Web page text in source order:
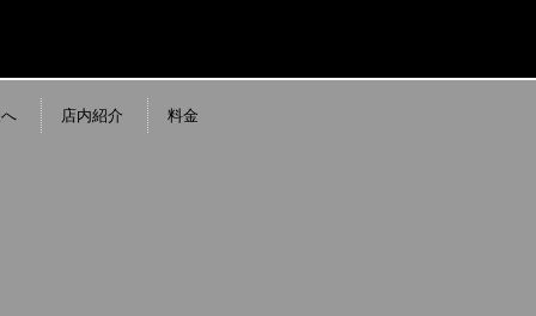
店内紹介 料金